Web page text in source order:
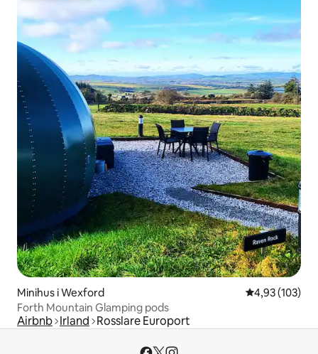
Minihus i Wexford 4,93 av 5 i
4,93 (103)
Forth Mountain Glamping pods
Airbnb Irland Rosslare Europort